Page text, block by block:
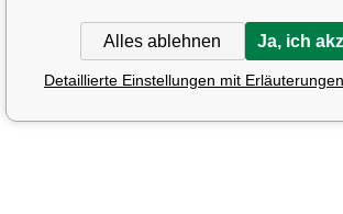
Alles ablehnen Ja, ich
Detaillierte Einstellungen mit